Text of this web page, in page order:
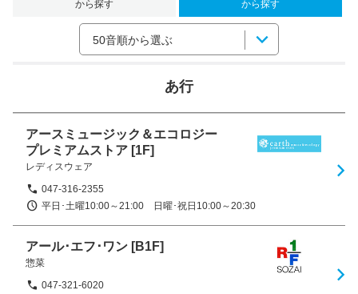
から探す
から探す
50音順から選ぶ
あ行
アースミュージック＆エコロジー
プレミアムストア [1F]
レディスウェア
047-316-2355
平日･土曜10:00～21:00　日曜･祝日10:00～20:30
アール･エフ･ワン [B1F]
惣菜
047-321-6020